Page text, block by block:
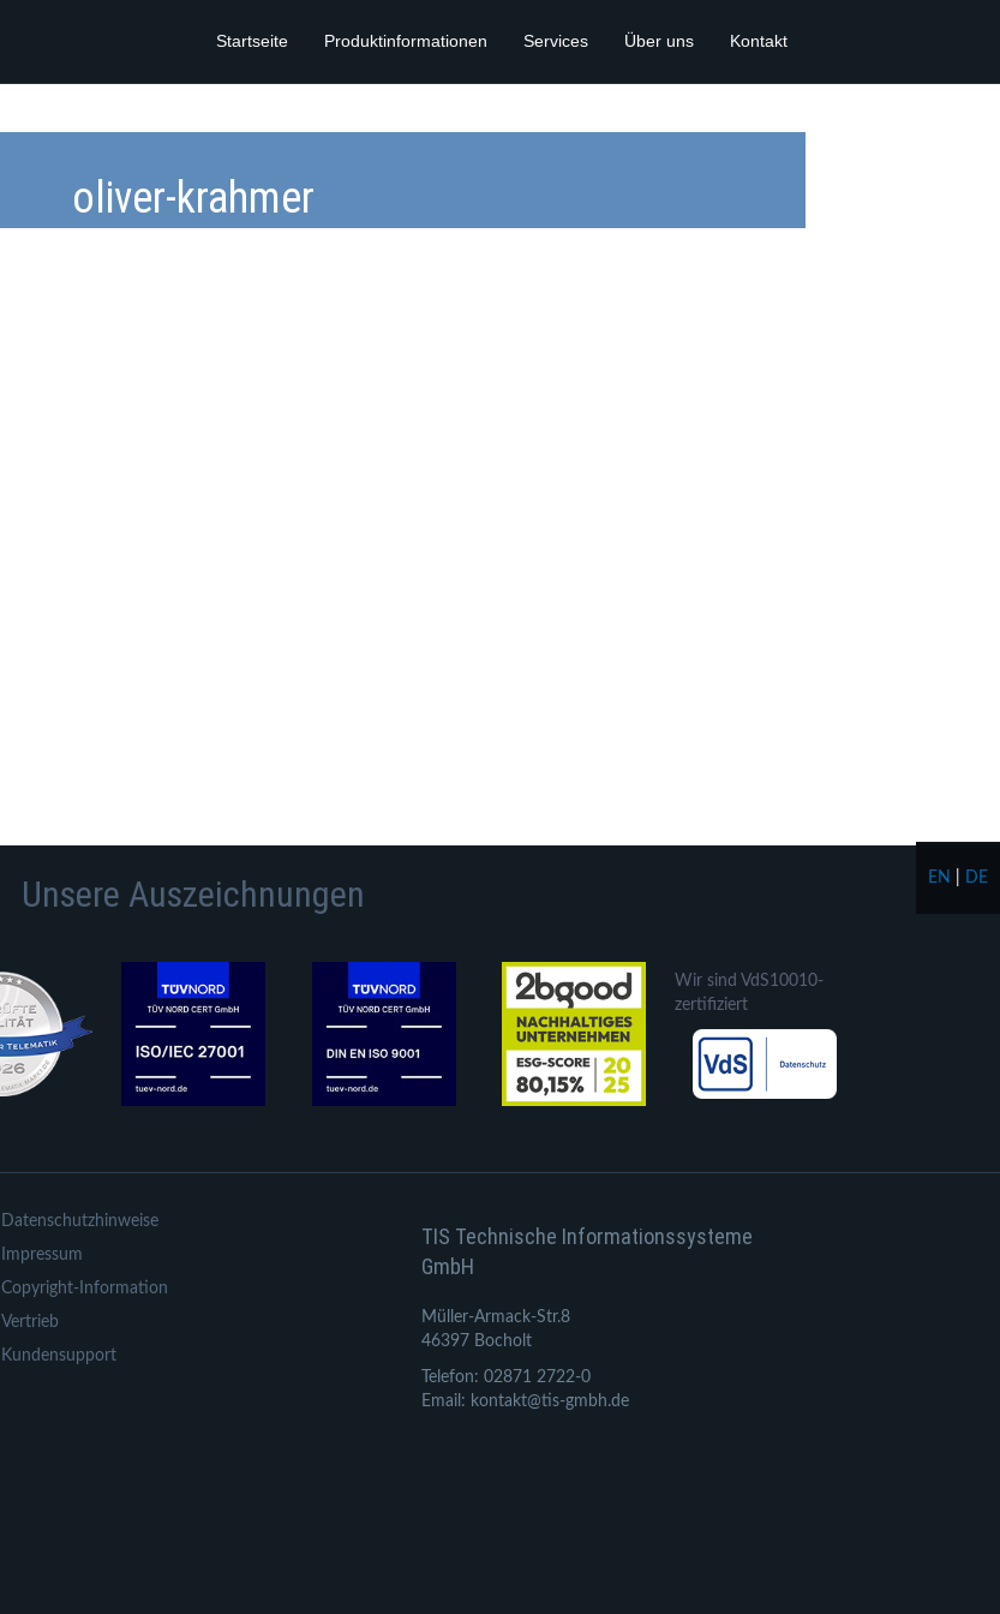
Startseite Produktinformationen Services Über uns Kontakt
oliver-krahmer
Unsere Auszeichnungen
Wir sind VdS10010-
zertifiziert
Datenschutzhinweise
Impressum
Copyright-Information
Vertrieb
Kundensupport
TIS Technische Informationssysteme
GmbH
Müller-Armack-Str.8
46397 Bocholt
Telefon: 02871 2722-0
Email: kontakt@tis-gmbh.de
EN DE